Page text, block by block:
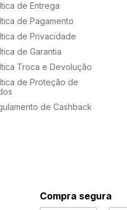
de Entrega
de Pagamento
de Privacidade
de Garantia
Troca e Devolução
de Proteção de
de Cashback
Compra segura